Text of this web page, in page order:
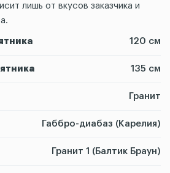
лишь от вкусов заказчика и
120 см
135 см
Гранит
Габбро-диабаз (Карелия)
Гранит 1 (Балтик Браун)